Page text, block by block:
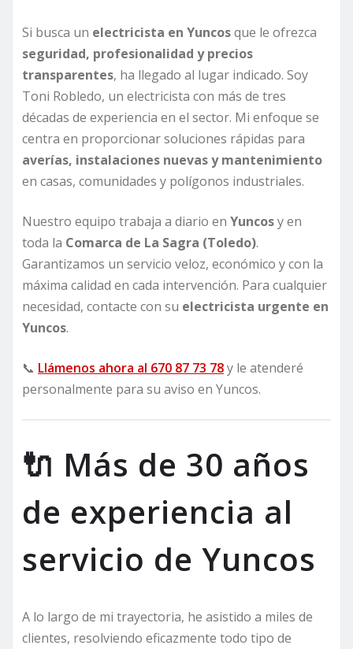
Si busca un electricista en Yuncosque le ofrezca
seguridad, profesionalidad y precios
transparentes, ha llegado al lugar indicado. Soy
Toni Robledo, un electricista con más de tres
décadas de experiencia en el sector. Mi enfoque se
centra en proporcionar soluciones rápidas para
averías, instalaciones nuevas y mantenimiento
en casas, comunidades y polígonos industriales.
Nuestro equipo trabaja a diario en Yuncosy en
toda la Comarca de La Sagra (Toledo).
Garantizamos un servicio veloz, económico y con la
máxima calidad en cada intervención. Para cualquier
necesidad, contacte con su electricista urgente en
Yuncos.
📞 Llámenos ahora al 670 87 73 78y le atenderé
personalmente para su aviso en Yuncos.
🔌 Más de 30 años
de experiencia al
servicio de Yuncos
A lo largo de mi trayectoria, he asistido a miles de
clientes, resolviendo eficazmente todo tipo de